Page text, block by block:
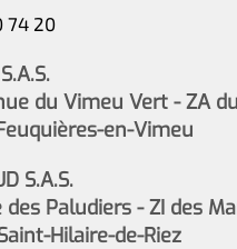
74 20
du Vimeu Vert - ZA
en-Vimeu
S.A.S.
des Paludiers - ZI des
Hilaire-de-Riez